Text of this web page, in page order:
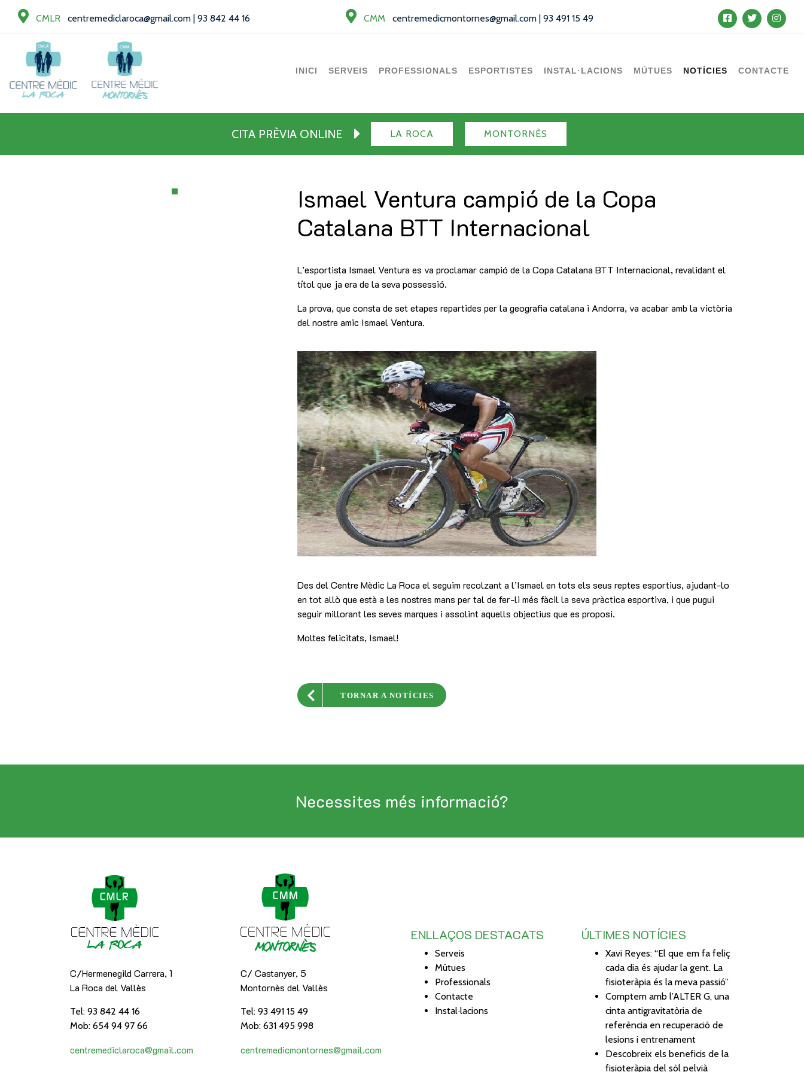
CMLR centremediclaroca@gmail.com | 93 842 44 16 CMM centremedicmontornes@gmail.com | 93 491 15 49
INICI SERVEIS PROFESSIONALS ESPORTISTES INSTAL·LACIONS MÚTUES NOTÍCIES CONTACTE
CITA PRÈVIA ONLINE LA ROCA MONTORNÈS
Ismael Ventura campió de la Copa
Catalana BTT Internacional
L’esportista Ismael Ventura es va proclamar campió de la Copa Catalana BTT Internacional, revalidant el
títol que ja era de la seva possessió.
La prova, que consta de set etapes repartides per la geografia catalana i Andorra, va acabar amb la victòria
del nostre amic Ismael Ventura.
Des del Centre Mèdic La Roca el seguim recolzant a l’Ismael en tots els seus reptes esportius, ajudant-lo
en tot allò que està a les nostres mans per tal de fer-li més fàcil la seva pràctica esportiva, i que pugui
seguir millorant les seves marques i assolint aquells objectius que es proposi.
Moltes felicitats, Ismael!
TORNAR A NOTÍCIES
Necessites més informació?
C/Hermenegild Carrera, 1
La Roca del Vallès
Tel: 93 842 44 16
Mob: 654 94 97 66
centremediclaroca@gmail.com
C/ Castanyer, 5
Montornès del Vallès
Tel: 93 491 15 49
Mob: 631 495 998
centremedicmontornes@gmail.com
ENLLAÇOS DESTACATS
Serveis
Mútues
Professionals
Contacte
Instal·lacions
ÚLTIMES NOTÍCIES
Xavi Reyes: “El que em fa feliç
cada dia és ajudar la gent. La
fisioteràpia és la meva passió”
Comptem amb l’ALTER G, una
cinta antigravitatòria de
referència en recuperació de
lesions i entrenament
Descobreix els beneficis de la
fisioteràpia del sòl pelvià